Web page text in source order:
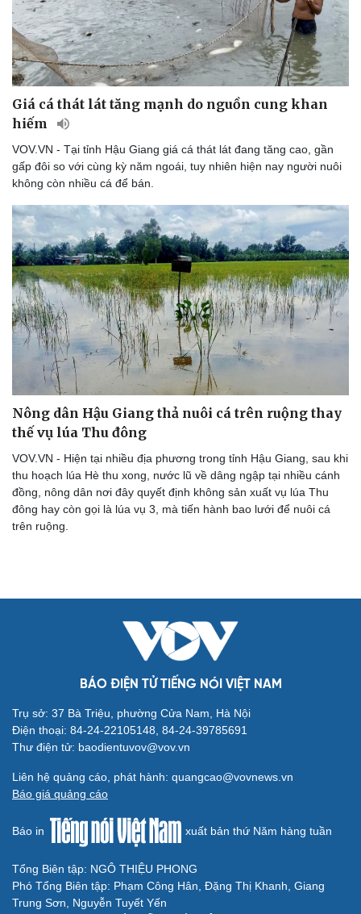
Du lịch
Tư vấn
Săn Tour
check-in
Podcast
Câu chuyện thời sự
Đọc truyện đêm khuya
Cửa sổ tình yêu
Kể chuyện cho bé
Hạt giống tâm hồn
Cải chính
Giá cá thát lát tăng mạnh do nguồn cung khan
hiếm
VOV.VN - Tại tỉnh Hậu Giang giá cá thát lát đang tăng cao, gần
gấp đôi so với cùng kỳ năm ngoái, tuy nhiên hiện nay người nuôi
không còn nhiều cá để bán.
Nông dân Hậu Giang thả nuôi cá trên ruộng thay
thế vụ lúa Thu đông
VOV.VN - Hiện tại nhiều địa phương trong tỉnh Hậu Giang, sau khi
thu hoạch lúa Hè thu xong, nước lũ về dâng ngập tại nhiều cánh
đồng, nông dân nơi đây quyết định không sản xuất vụ lúa Thu
đông hay còn gọi là lúa vụ 3, mà tiến hành bao lưới để nuôi cá
trên ruộng.
BÁO ĐIỆN TỬ TIẾNG NÓI VIỆT NAM
Trụ sở: 37 Bà Triệu, phường Cửa Nam, Hà Nội
Điện thoại: 84-24-22105148, 84-24-39785691
Thư điện tử: baodientuvov@vov.vn
Liên hệ quảng cáo, phát hành: quangcao@vovnews.vn
Báo giá quảng cáo
Báo in xuất bản thứ Năm hàng tuần
Tổng Biên tập: NGÔ THIỆU PHONG
Phó Tổng Biên tập: Phạm Công Hân, Đặng Thị Khanh, Giang
Trung Sơn, Nguyễn Tuyết Yến